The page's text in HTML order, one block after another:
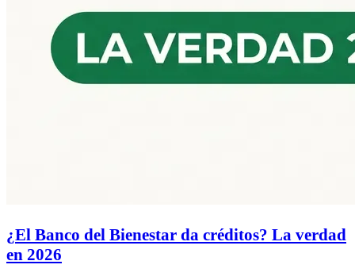
¿El Banco del Bienestar da créditos? La verdad
en 2026